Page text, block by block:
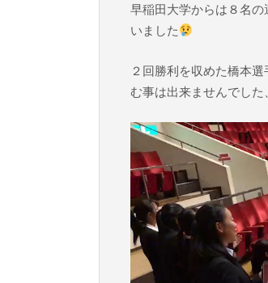
早稲田大学からは８名
いました
２回勝利を収めた橋本
む事は出来ませんでした
動
画
プ
ー
ヤ
ー